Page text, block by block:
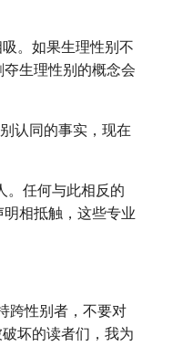
。如果生理性别不
生理性别的概念会
认同的事实，现在
。任何与此相反的
相抵触，这些专业
跨性别者，不要对
坏的读者们，我为